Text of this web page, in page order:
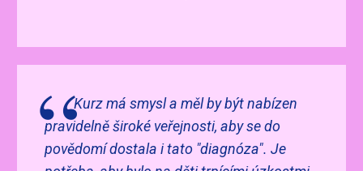
Kurz má smysl a měl by být nabízen
pravidelně široké veřejnosti, aby se do
povědomí dostala i tato "diagnóza". Je